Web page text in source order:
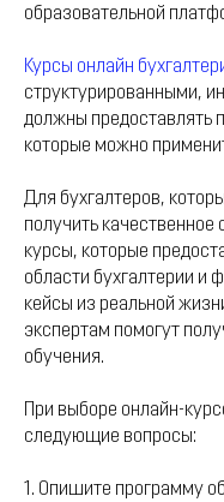
образовательной
Курсы онлайн
структурированными,
должны предоставлять
которые можно
Для бухгалтеров,
получить
курсы, которые
области бухгалтерии и
кейсы из реальной
экспертам помогут
обучения.
При выборе онлайн-
следующие вопросы:
1. Опишите программу